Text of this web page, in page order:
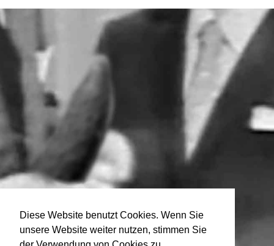
Diese Website benutzt Cookies. Wenn Sie
unsere Website weiter nutzen, stimmen Sie